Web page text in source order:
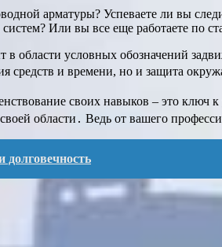
арматуры? Успеваете ли вы
Или вы все еще работаете по
условных обозначений
средств и времени, но и защита
своих навыков – это ключ
области․ Ведь от вашего